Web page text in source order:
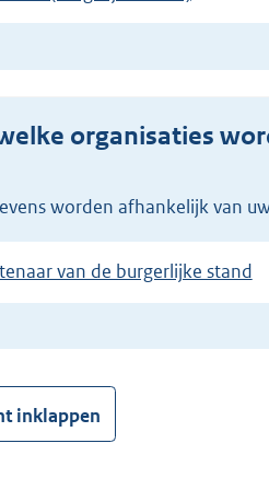
welke organisaties
worden afhankelijk van
van de burgerlijke stand
inklappen